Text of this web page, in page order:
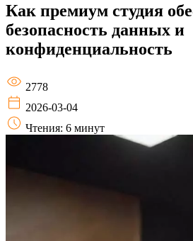
Как премиум студия
безопасность данных и
конфиденциальность
2778
2026-03-04
Чтения: 6 минут